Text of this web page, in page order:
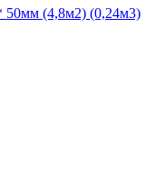
50мм (4,8м2) (0,24м3)